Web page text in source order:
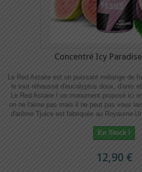
Concentré Icy
Le Red Astaire est un puissant mélange de
le tout réhaussé d'eucalyptus doux, d'anis
Le Red Astaire ! un monument proposé ici
on ne l'aime pas mais il ne peut pas vous
d'arôme Tjuice est fabriquée au Royaume-
En Stock !
12,90 €